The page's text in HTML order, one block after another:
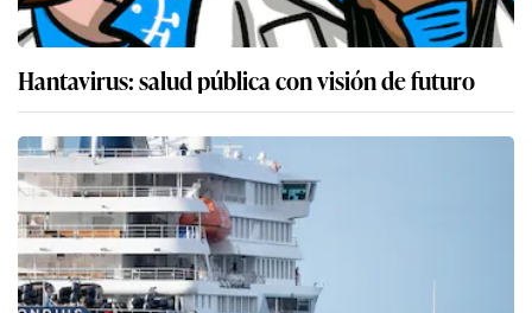
Hantavirus: salud pública con visión de futuro